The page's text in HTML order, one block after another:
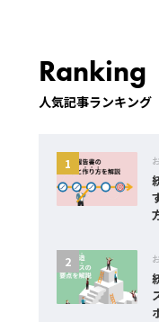
Ranking
人気記事ランキング